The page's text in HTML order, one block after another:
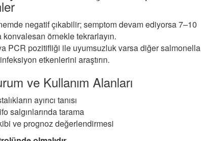
negatif çıkabilir; semptom devam ediyorsa 7–10
konvalesan örnekle tekrarlayın.
PCR pozitifliği ile uyumsuzluk varsa diğer salmonella
etkenlerini araştırın.
ve Kullanım Alanları
ayırıcı tanısı
salgınlarında tarama
ve prognoz değerlendirmesi